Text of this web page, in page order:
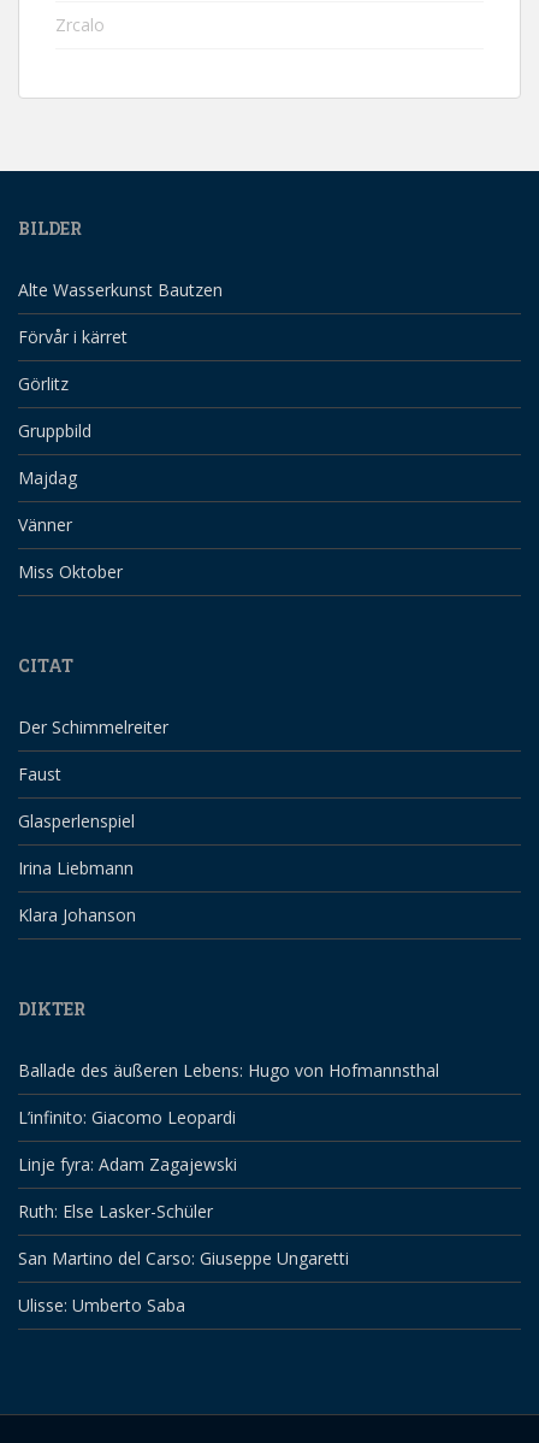
Zrcalo
BILDER
Alte Wasserkunst Bautzen
Förvår i kärret
Görlitz
Gruppbild
Majdag
Vänner
Miss Oktober
CITAT
Der Schimmelreiter
Faust
Glasperlenspiel
Irina Liebmann
Klara Johanson
DIKTER
Ballade des äußeren Lebens: Hugo von Hofmannsthal
L’infinito: Giacomo Leopardi
Linje fyra: Adam Zagajewski
Ruth: Else Lasker-Schüler
San Martino del Carso: Giuseppe Ungaretti
Ulisse: Umberto Saba